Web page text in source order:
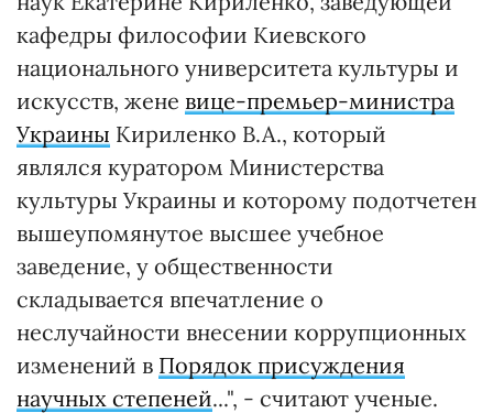
кафедры философии Киевского
национального университета культуры и
искусств, жене вице-премьер-министра
Украины Кириленко В.А., который
являлся куратором Министерства
культуры Украины и которому подотчетен
вышеупомянутое высшее учебное
заведение, у общественности
складывается впечатление о
неслучайности внесении коррупционных
изменений в Порядок присуждения
научных степеней...", - считают ученые.